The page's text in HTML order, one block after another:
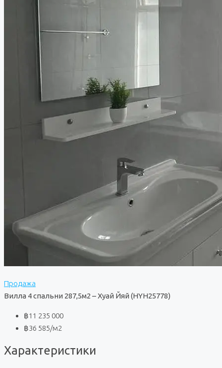
Продажа
Вилла 4 спальни 287,5м2 – Хуай Йяй (HYH25778)
฿11 235 000
฿36 585/м2
Характеристики